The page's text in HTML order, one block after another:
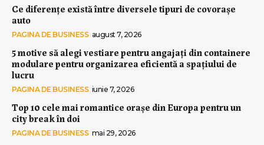
Ce diferențe există între diversele tipuri de covorașe
auto
PAGINA DE BUSINESS august 7, 2026
5 motive să alegi vestiare pentru angajați din containere
modulare pentru organizarea eficientă a spațiului de
lucru
PAGINA DE BUSINESS iunie 7, 2026
Top 10 cele mai romantice orașe din Europa pentru un
city break în doi
PAGINA DE BUSINESS mai 29, 2026